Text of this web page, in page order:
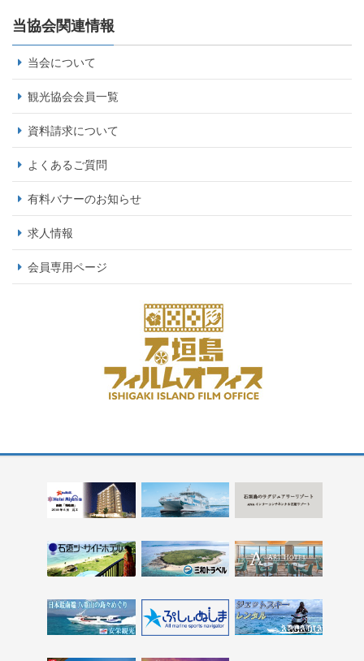
当協会関連情報
当会について
観光協会会員一覧
資料請求について
よくあるご質問
有料バナーのお知らせ
求人情報
会員専用ページ